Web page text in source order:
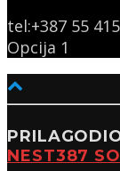
tel:+387 55
Opcija 1
NEST387